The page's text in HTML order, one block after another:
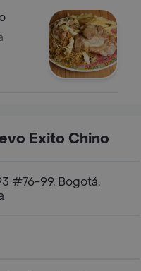
Exito Chino
#76-99, Bogotá,